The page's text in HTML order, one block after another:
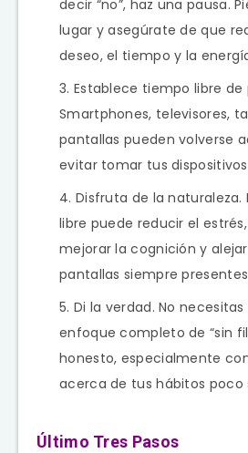
decir “no”, haz una pausa.
lugar y asegúrate de que
deseo, el tiempo y la
Establece tiempo libre de
Smartphones, televisores,
pantallas pueden volverse
evitar tomar tus
Disfruta de la naturaleza.
libre puede reducir el
mejorar la cognición y
pantallas siempre
Di la verdad. No
enfoque completo de “sin
honesto, especialmente
acerca de tus hábitos poco
Último Tres Pasos